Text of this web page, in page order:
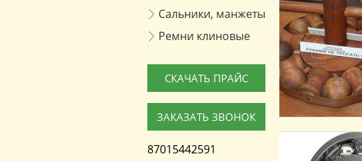
Сальники, манжеты
Ремни клиновые
СКАЧАТЬ ПРАЙС
ЗАКАЗАТЬ ЗВОНОК
87015442591